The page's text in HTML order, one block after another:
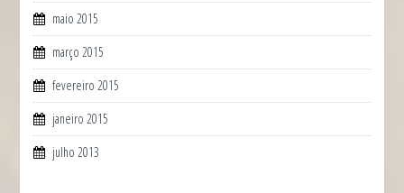
maio 2015
março 2015
fevereiro 2015
janeiro 2015
julho 2013